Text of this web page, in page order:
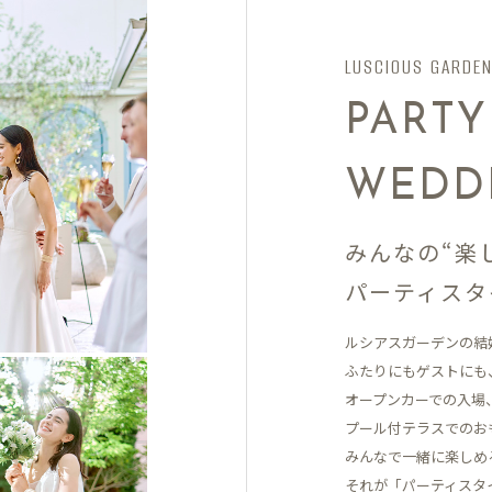
LUSCIOUS GARDEN
みんなの“楽
パーティス
ルシアスガーデンの
ふたりにもゲストにも
オープンカーでの入
プール付テラスでのお
みんなで一緒に楽し
それが「パーティス